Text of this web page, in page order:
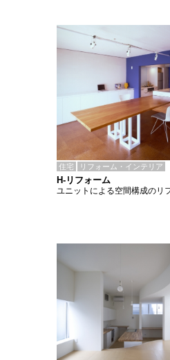
住宅 リフォーム・インテリア
H-リフォーム
ユニットによる空間構成のリ